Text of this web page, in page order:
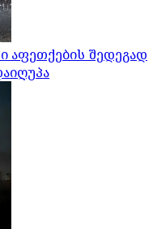
აფეთქების შედეგად